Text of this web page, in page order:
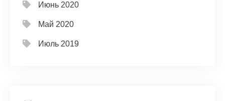
Июнь 2020
Май 2020
Июль 2019